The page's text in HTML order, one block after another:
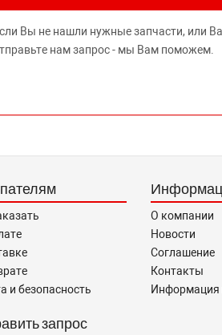
Вы не нашли нужные запчасти, или
нам запрос - мы Вам поможем.
и безопасность
О компании
Новости
Соглашение
Контакты
запрос